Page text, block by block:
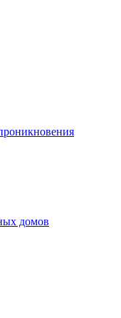
домов